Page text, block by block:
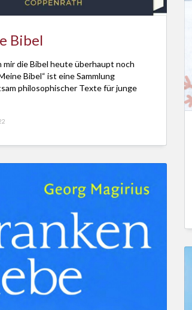
Bibel
mir die Bibel heute überhaupt noch
Bibel“ ist eine Sammlung
philosophischer Texte für junge